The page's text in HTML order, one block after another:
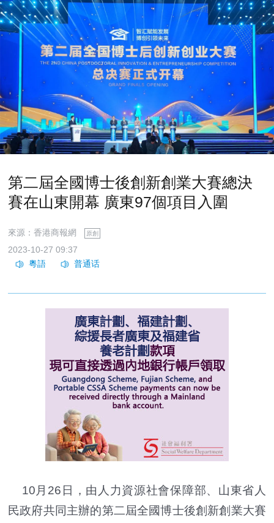
第二屆全國博士後創新創業大賽總決
賽在山東開幕 廣東97個項目入圍
來源：香港商報網 原創
2023-10-27 09:37
10月26日，由人力資源社會保障部、山東省人
民政府共同主辦的第二屆全國博士後創新創業大賽